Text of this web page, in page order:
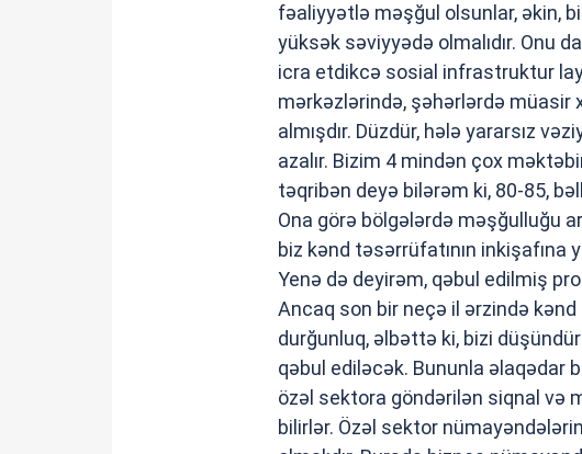
fəaliyyətlə məşğul olsunlar, əkin,
yüksək səviyyədə olmalıdır. Onu
icra etdikcə sosial infrastruktur
mərkəzlərində, şəhərlərdə
almışdır. Düzdür, hələ yararsız
azalır. Bizim 4 mindən çox
təqribən deyə bilərəm ki, 80-85,
Ona görə bölgələrdə məşğulluğu
biz kənd təsərrüfatının inkişafına
Yenə də deyirəm, qəbul edilmiş
Ancaq son bir neçə il ərzində
durğunluq, əlbəttə ki, bizi
qəbul ediləcək. Bununla əlaqədar
özəl sektora göndərilən siqnal və
bilirlər. Özəl sektor